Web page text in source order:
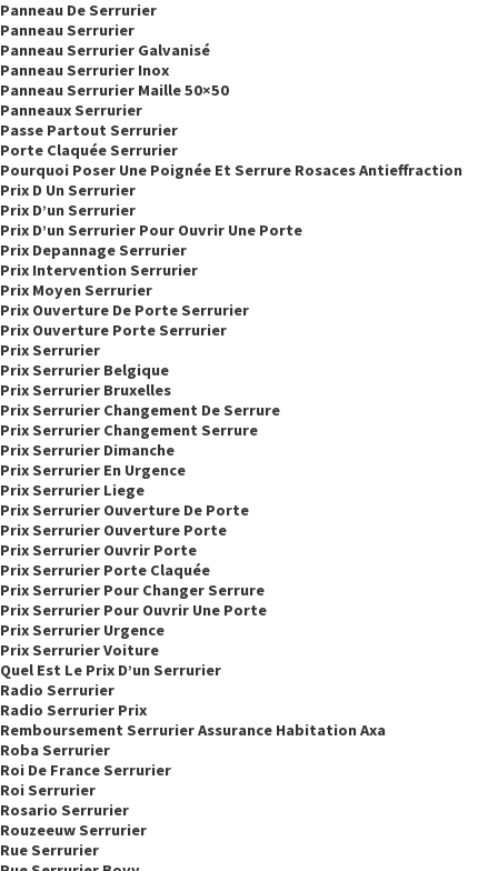
Panneau De Serrurier
Panneau Serrurier
Panneau Serrurier Galvanisé
Panneau Serrurier Inox
Panneau Serrurier Maille 50×50
Panneaux Serrurier
Passe Partout Serrurier
Porte Claquée Serrurier
Pourquoi Poser Une Poignée Et Serrure Rosaces Antieffraction
Prix D Un Serrurier
Prix D’un Serrurier
Prix D’un Serrurier Pour Ouvrir Une Porte
Prix Depannage Serrurier
Prix Intervention Serrurier
Prix Moyen Serrurier
Prix Ouverture De Porte Serrurier
Prix Ouverture Porte Serrurier
Prix Serrurier
Prix Serrurier Belgique
Prix Serrurier Bruxelles
Prix Serrurier Changement De Serrure
Prix Serrurier Changement Serrure
Prix Serrurier Dimanche
Prix Serrurier En Urgence
Prix Serrurier Liege
Prix Serrurier Ouverture De Porte
Prix Serrurier Ouverture Porte
Prix Serrurier Ouvrir Porte
Prix Serrurier Porte Claquée
Prix Serrurier Pour Changer Serrure
Prix Serrurier Pour Ouvrir Une Porte
Prix Serrurier Urgence
Prix Serrurier Voiture
Quel Est Le Prix D’un Serrurier
Radio Serrurier
Radio Serrurier Prix
Remboursement Serrurier Assurance Habitation Axa
Roba Serrurier
Roi De France Serrurier
Roi Serrurier
Rosario Serrurier
Rouzeeuw Serrurier
Rue Serrurier